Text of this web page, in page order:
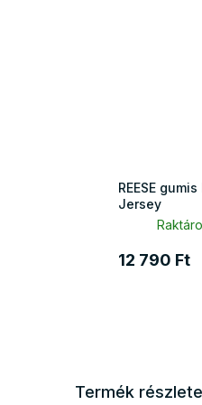
REESE
Jersey
12 790 Ft
Termék